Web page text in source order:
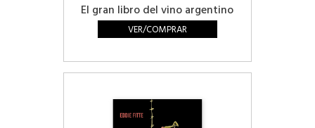
El gran libro del vino argentino
VER/COMPRAR